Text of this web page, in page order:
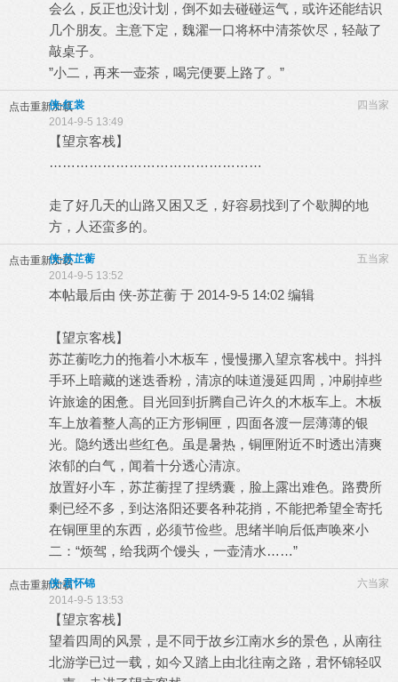
会么，反正也没计划，倒不如去碰碰运气，或许还能结识
几个朋友。主意下定，魏濯一口将杯中清茶饮尽，轻敲了
敲桌子。
”小二，再来一壶茶，喝完便要上路了。”
点击重新加载 四当家
侠-红裳
2014-9-5 13:49
【望京客栈】
…………………………………………
走了好几天的山路又困又乏，好容易找到了个歇脚的地
方，人还蛮多的。
点击重新加载 五当家
侠-苏芷蘅
2014-9-5 13:52
本帖最后由 侠-苏芷蘅 于 2014-9-5 14:02 编辑
【望京客栈】
苏芷蘅吃力的拖着小木板车，慢慢挪入望京客栈中。抖抖
手环上暗藏的迷迭香粉，清凉的味道漫延四周，冲刷掉些
许旅途的困惫。目光回到折腾自己许久的木板车上。木板
车上放着整人高的正方形铜匣，四面各渡一层薄薄的银
光。隐约透出些红色。虽是暑热，铜匣附近不时透出清爽
浓郁的白气，闻着十分透心清凉。
放置好小车，苏芷蘅捏了捏绣囊，脸上露出难色。路费所
剩已经不多，到达洛阳还要各种花捎，不能把希望全寄托
在铜匣里的东西，必须节俭些。思绪半响后低声唤來小
二：“烦驾，给我两个馒头，一壶清水……”
点击重新加载 六当家
侠·君怀锦
2014-9-5 13:53
【望京客栈】
望着四周的风景，是不同于故乡江南水乡的景色，从南往
北游学已过一载，如今又踏上由北往南之路，君怀锦轻叹